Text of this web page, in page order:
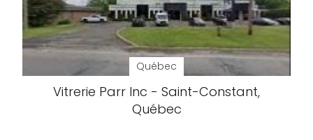
Québec
Vitrerie Parr Inc - Saint-Constant,
Québec